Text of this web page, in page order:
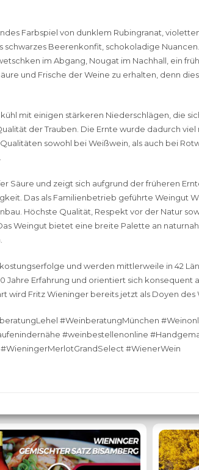
Farbspiel von dunklem Rubingranat,
schwarzes Beerenkonfit, schokoladige
im Abgang, Nougat im Nachhall, ein
und Frische der Weine zu erhalten, denn
mit einigen stärkeren Niederschlägen, die
der Trauben. Die Ernte wurde dadurch
sowohl bei Weißwein, als auch bei
Säure und zeigt sich aufgrund der früheren
Das als Familienbetrieb geführte Weingut
Höchste Qualität, Respekt vor der Natur
Weingut bietet eine breite Palette an
und werden mittlerweile in 42
Jahre Erfahrung und orientiert sich konsequent
wird Fritz Wieninger bereits jetzt als Doyen
#WeinberatungMünchen
#weinbestellenonline
#WienerWein